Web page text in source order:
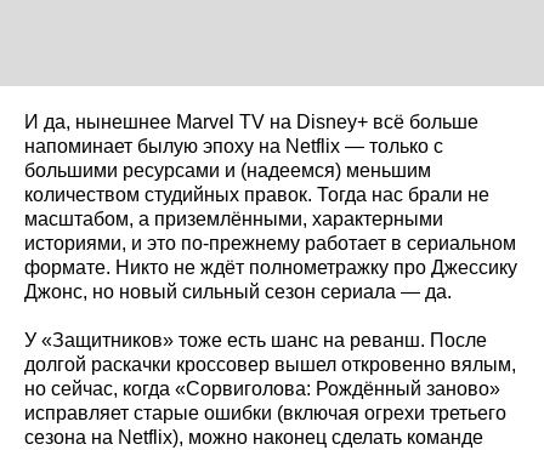
И да, нынешнее Marvel TV на Disney+ всё больше
напоминает былую эпоху на Netflix — только с
большими ресурсами и (надеемся) меньшим
количеством студийных правок. Тогда нас брали не
масштабом, а приземлёнными, характерными
историями, и это по‑прежнему работает в сериальном
формате. Никто не ждёт полнометражку про Джессику
Джонс, но новый сильный сезон сериала — да.
У «Защитников» тоже есть шанс на реванш. После
долгой раскачки кроссовер вышел откровенно вялым,
но сейчас, когда «Сорвиголова: Рождённый заново»
исправляет старые ошибки (включая огрехи третьего
сезона на Netflix), можно наконец сделать команде